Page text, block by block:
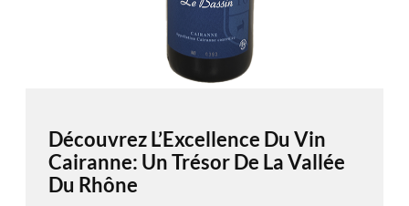
Découvrez L’Excellence Du Vin
Cairanne: Un Trésor De La Vallée
Du Rhône